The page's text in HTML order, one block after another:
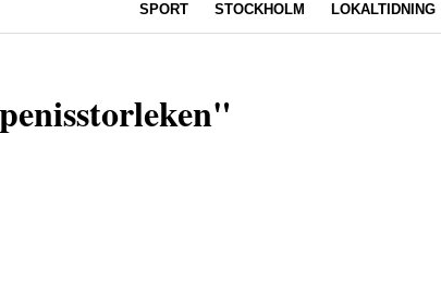
SPORT STOCKHOLM LOKALTIDNING